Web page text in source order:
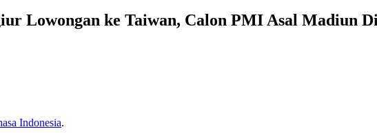
Lowongan ke Taiwan, Calon PMI Asal Madiun
Indonesia.